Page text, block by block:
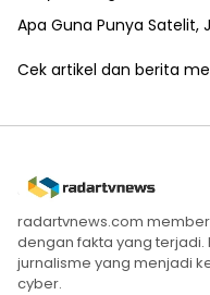
Apa Guna Punya Satelit,
Cek artikel dan berita
radartvnews.com
dengan fakta yang terjadi.
jurnalisme yang menjadi
cyber.